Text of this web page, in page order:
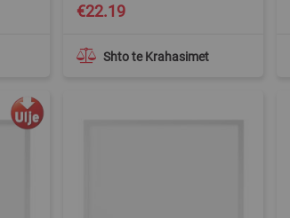
Shto te Krahasimet
€22.19